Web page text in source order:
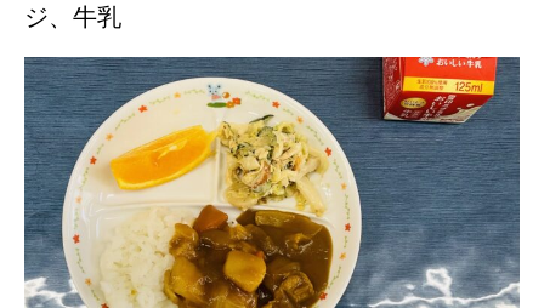
ジ、牛乳